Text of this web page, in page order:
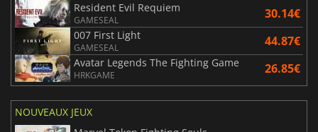
Resident Evil Requiem
GAMESEAL 30.14€
007 First Light
GAMESEAL 44.87€
Avatar Legends The Fighting Game
HRKGAME 26.85€
NOUVEAUX JEUX